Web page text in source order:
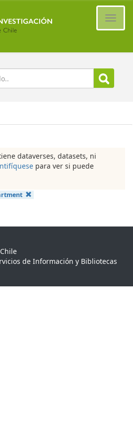
dataverses, datasets, ni
para ver si puede
de Información y Bibliotecas